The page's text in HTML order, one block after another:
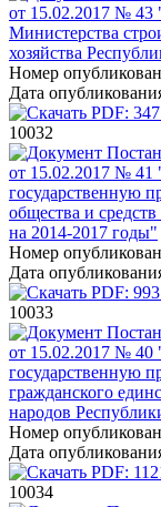
от 15.02.2017 № 43
Министерства
хозяйства
Номер
Дата
PDF:
10032
от 15.02.2017 № 41
государственную
общества и
на 2014-2017 годы"
Номер
Дата
PDF:
10033
от 15.02.2017 № 40
государственную
гражданского
народов
Номер
Дата
PDF:
10034